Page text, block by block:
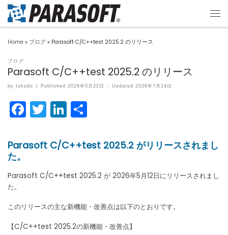
Home » ブログ » Parasoft C/C++test 2025.2 のリリース
ブログ
Parasoft C/C++test 2025.2 のリリース
by tokudo Published 2026年5月22日 - Updated2026年7月14日
F
a
c
b
o
k
T
w
itt
er
Li
n
k
dI
Parasoft C/C++test 2025.2 がリリースされまし
た。
Parasoft C/C++test 2025.2 が 2026年5月12日にリリースされまし
た。
このリリースの主な新機能・改善点は以下のとおりです。
【C/C++test 2025.2の新機能・改善点】